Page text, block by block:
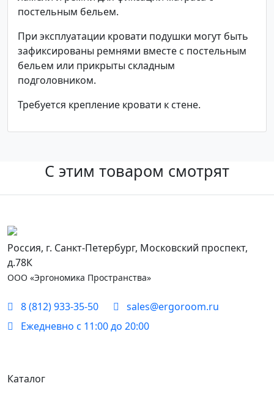
постельным бельем.
При эксплуатации кровати подушки могут быть
зафиксированы ремнями вместе с постельным
бельем или прикрыты складным
подголовником.
Требуется крепление кровати к стене.
С этим товаром смотрят
Россия, г. Санкт-Петербург, Московский проспект,
д.78К
ООО «Эргономика Пространства»
8 (812) 933-35-50
sales@ergoroom.ru
Ежедневно с 11:00 до 20:00
Каталог